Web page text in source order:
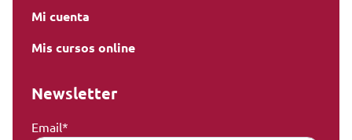
Mi cuenta
Mis cursos online
Newsletter
Email*